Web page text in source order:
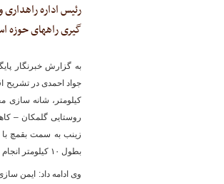
رئیس اداره
گیری راههای حوزه استحفاظی
به گزارش خبرنگار
بطول ۱۰ کیلومتر انجام شده است.
وی ادامه داد: ایمن